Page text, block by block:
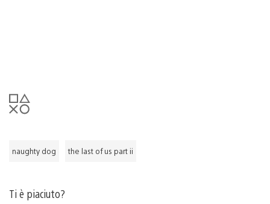
naughty dog the last of us part ii
Ti è piaciuto?